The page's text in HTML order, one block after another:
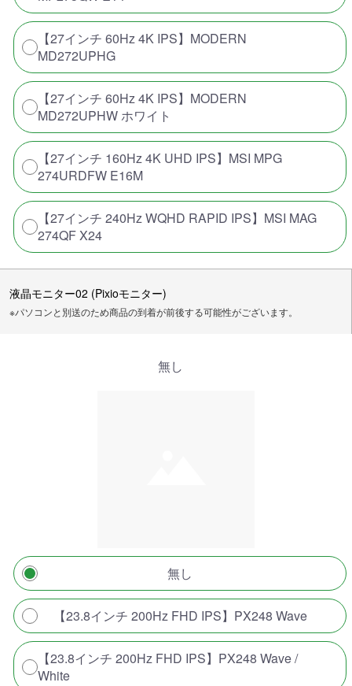
【27インチ 60Hz 4K IPS】MODERN
MD272UPHG
【27インチ 60Hz 4K IPS】MODERN
MD272UPHW ホワイト
【27インチ 160Hz 4K UHD IPS】MSI MPG
274URDFW E16M
【27インチ 240Hz WQHD RAPID IPS】MSI MAG
274QF X24
液晶モニター02 (Pixioモニター)
※パソコンと別送のため商品の到着が前後する可能性がございます。
無し
無し
【23.8インチ 200Hz FHD IPS】PX248 Wave
【23.8インチ 200Hz FHD IPS】PX248 Wave /
White